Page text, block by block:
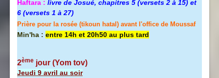
Haftara : livre de Josué, chapitres 5 (versets 2 à 15) et
6 (versets 1 à 27)
Prière pour la rosée (tikoun hatal) avant l'office de Moussaf
Min'ha : entre 14h et 20h50 au plus tard
2ème jour (Yom tov)
Jeudi 9 avril au soir